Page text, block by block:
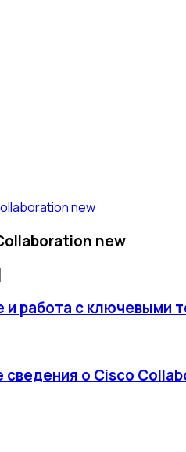
new
new
и работа с
сведения о Cisco